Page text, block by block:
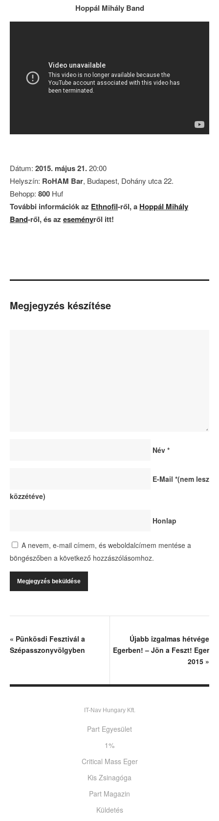
Hoppál Mihály Band
Dátum: 2015. május 21.20:00
Helyszín: RoHAM Bar, Budapest, Dohány utca 22.
Behopp: 800 Huf
További információk az Ethnofil-ről, a Hoppál Mihály
Band-ről, és az eseményről itt!
Megjegyzés készítése
Név *
E-Mail *(nem lesz
közzétéve)
Honlap
A nevem, e-mail címem, és weboldalcímem mentése a
böngészőben a következő hozzászólásomhoz.
« Pünkösdi Fesztivál a
Szépasszonyvölgyben
Újabb izgalmas hétvége
Egerben! – Jön a Feszt! Eger
2015 »
IT-Nav Hungary Kft.
Part Egyesület
1%
Critical Mass Eger
Kis Zsinagóga
Part Magazin
Küldetés